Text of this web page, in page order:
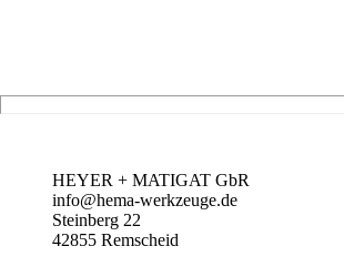
HEYER + MATIGAT GbR
info@hema-werkzeuge.de
Steinberg 22
42855 Remscheid